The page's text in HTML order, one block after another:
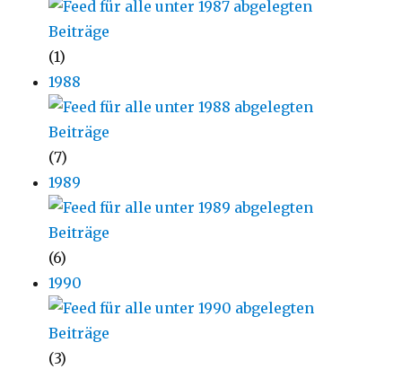
(1)
1988
(7)
1989
(6)
1990
(3)